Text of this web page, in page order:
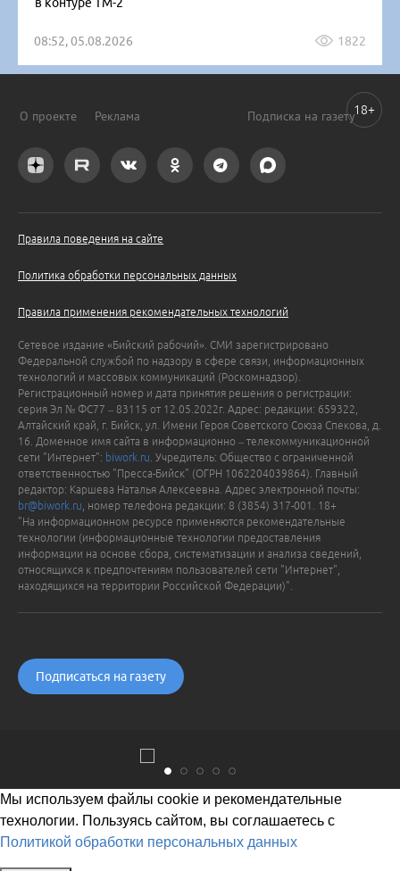
08:52, 05.08.2026 1822
О проекте Реклама Подписка на газету
Правила поведения на сайте
Политика обработки персональных данных
Правила применения рекомендательных технологий
Сетевое издание «Бийский рабочий». СМИ зарегистрировано
Федеральной службой по надзору в сфере связи, информационных
технологий и массовых коммуникаций (Роскомнадзор).
Регистрационный номер и дата принятия решения о регистрации:
серия Эл № ФС77 – 83115 от 12.05.2022г. Адрес: редакции: 659322,
Алтайский край, г. Бийск, ул. Имени Героя Советского Союза Спекова, д.
16. Доменное имя сайта в информационно – телекоммуникационной
сети "Интернет": biwork.ru . Учредитель: Общество с ограниченной
ответственностью "Пресса-Бийск" (ОГРН 1062204039864). Главный
редактор: Каршева Наталья Алексеевна. Адрес электронной почты:
br@biwork.ru , номер телефона редакции: 8 (3854) 317-001. 18+
"На информационном ресурсе применяются рекомендательные
технологии (информационные технологии предоставления
информации на основе сбора, систематизации и анализа сведений,
относящихся к предпочтениям пользователей сети "Интернет",
находящихся на территории Российской Федерации)".
Подписаться на газету
18+
Мы используем файлы cookie и рекомендательные
технологии. Пользуясь сайтом, вы соглашаетесь с
Политикой обработки персональных данных